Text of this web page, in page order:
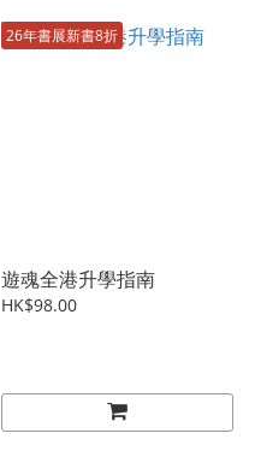
26年書展新書8折
遊魂全港升學指南
HK$98.00